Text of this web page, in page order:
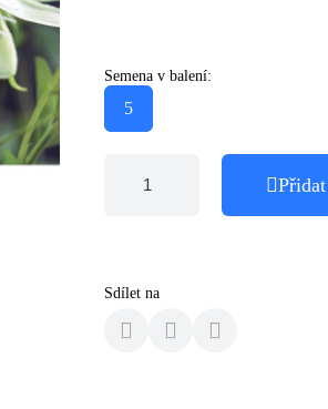
Semena v balení:
5
Sdílet na